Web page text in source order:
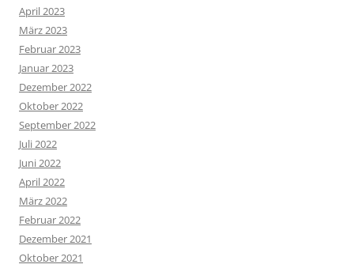
April 2023
März 2023
Februar 2023
Januar 2023
Dezember 2022
Oktober 2022
September 2022
Juli 2022
Juni 2022
April 2022
März 2022
Februar 2022
Dezember 2021
Oktober 2021